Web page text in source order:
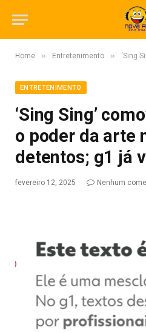
Home » Entretenimento » ‘Sing Sing’
ENTRETENIMENTO
‘Sing Sing’
o poder da arte
detentos; g1 já
fevereiro 12, 2025 Nenhum